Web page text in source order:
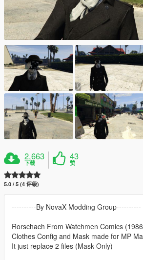
2,663
下载
43
赞
5.0 / 5 (4 评级)
----------By NovaX Modding Group----------
Rorschach From Watchmen Comics
Clothes Config and Mask made for MP
It just replace 2 files (Mask Only)